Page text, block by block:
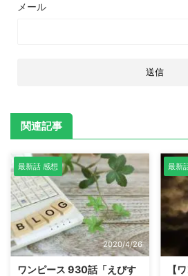
メール
関連記事
最新話 感想
2020/4/26
ワンピース 930話「えびす
最新
【